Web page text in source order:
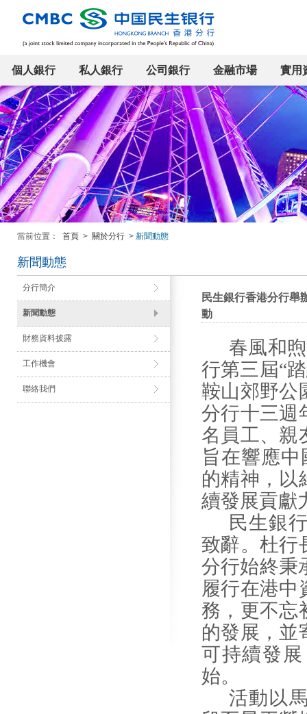
個人銀行 私人銀行 公司銀行 金融市場 實用
當前位置： 首頁 > 關於分行 > 新聞動態
新聞動態
分行簡介
新聞動態
財務資料披露
工作機會
聯絡我們
民生銀行香港分行舉
動
春風和
行第三屆“
鞍山郊野公
分行十三週
名員工、親
旨在響應
的精神，以
續發展貢獻
民生銀
致辭。杜行
分行始終秉
履行在港中
務，更不忘
的發展，並
可持續發
始。
活動 以